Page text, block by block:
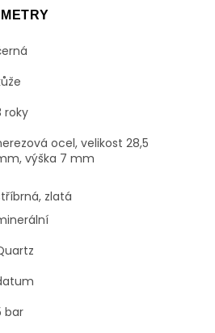
roky
ocel, velikost 28,5
výška 7 mm
zlatá
bar